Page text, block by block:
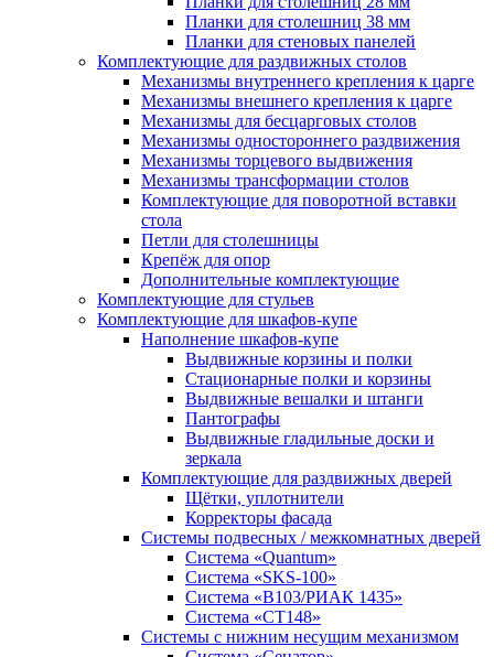
Планки для столешниц 38 мм
Планки для стеновых панелей
Комплектующие для раздвижных столов
Механизмы внутреннего крепления к царге
Механизмы внешнего крепления к царге
Механизмы для бесцарговых столов
Механизмы одностороннего раздвижения
Механизмы торцевого выдвижения
Механизмы трансформации столов
Комплектующие для поворотной вставки
стола
Петли для столешницы
Крепёж для опор
Дополнительные комплектующие
Комплектующие для стульев
Комплектующие для шкафов-купе
Наполнение шкафов-купе
Выдвижные корзины и полки
Стационарные полки и корзины
Выдвижные вешалки и штанги
Пантографы
Выдвижные гладильные доски и
зеркала
Комплектующие для раздвижных дверей
Щётки, уплотнители
Корректоры фасада
Системы подвесных / межкомнатных дверей
Система «Quantum»
Система «SKS-100»
Система «B103/РИАК 1435»
Система «СТ148»
Системы с нижним несущим механизмом